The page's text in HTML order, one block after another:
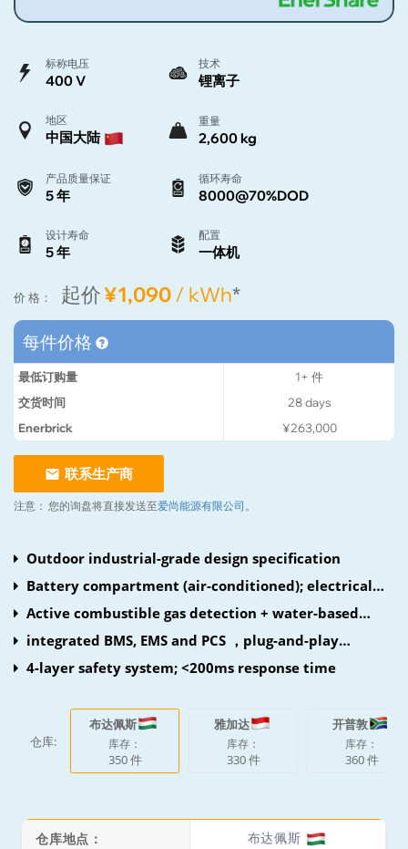
标称电压
400 V
技术
锂离子
地区
中国大陆
重量
2,600 kg
产品质量保证
5 年
循环寿命
8000@70%DOD
设计寿命
5 年
配置
一体机
价 格： 起价¥1,090/ kWh*
每件价格
最低订购量 1+ 件
交货时间
28days
Enerbrick
¥263,000
联系生产商
注意： 您的询盘将直接发送至爱尚能源有限公司 。
Outdoor industrial-grade design specification
Battery compartment (air-conditioned); electrical
compartment (forced air cooling)
Active combustible gas detection + water-based
fire protection
integrated BMS, EMS and PCS ，plug-and-play
deployment
4-layer safety system; <200ms response time
仓库:
布达佩斯
库存：
350 件
雅加达
库存：
330 件
开普敦
库存：
360 件
仓库地点： 布达佩斯